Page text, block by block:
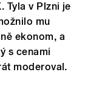
Tyla v Plzni je
mu
ekonom, a
s cenami
moderoval.